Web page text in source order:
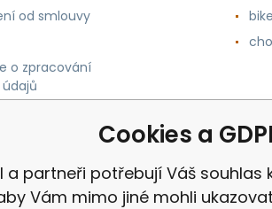
od smlouvy
o zpracování
Cookies a
a partneři potřebují Váš souhlas
Vám mimo jiné mohli